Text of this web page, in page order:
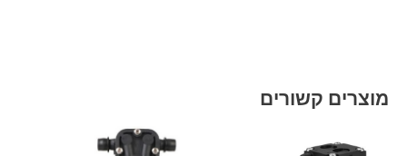
מוצרים קשורים